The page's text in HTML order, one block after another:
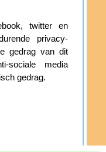
twitter en
privacy-
gedrag van dit
sociale media
gedrag.